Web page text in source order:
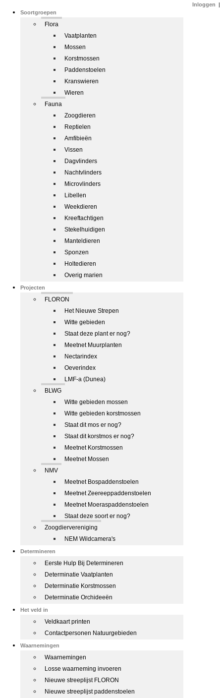
Soortgroepen
Flora
Vaatplanten
Mossen
Korstmossen
Paddenstoelen
Kranswieren
Wieren
Fauna
Zoogdieren
Reptielen
Amfibieën
Vissen
Dagvlinders
Nachtvlinders
Microvlinders
Libellen
Weekdieren
Kreeftachtigen
Stekelhuidigen
Manteldieren
Sponzen
Holtedieren
Overig marien
Projecten
FLORON
Het Nieuwe Strepen
Witte gebieden
Staat deze plant er nog?
Meetnet Muurplanten
Nectarindex
Oeverindex
LMF-a (Dunea)
BLWG
Witte gebieden mossen
Witte gebieden korstmossen
Staat dit mos er nog?
Staat dit korstmos er nog?
Meetnet Korstmossen
Meetnet Mossen
NMV
Meetnet Bospaddenstoelen
Meetnet Zeereeppaddenstoelen
Meetnet Moeraspaddenstoelen
Staat deze soort er nog?
Zoogdiervereniging
NEM Wildcamera's
Determineren
Eerste Hulp Bij Determineren
Determinatie Vaatplanten
Determinatie Korstmossen
Determinatie Orchideeën
Het veld in
Veldkaart printen
Contactpersonen Natuurgebieden
Waarnemingen
Waarnemingen
Losse waarneming invoeren
Nieuwe streeplijst FLORON
Nieuwe streeplijst paddenstoelen
Inloggen |